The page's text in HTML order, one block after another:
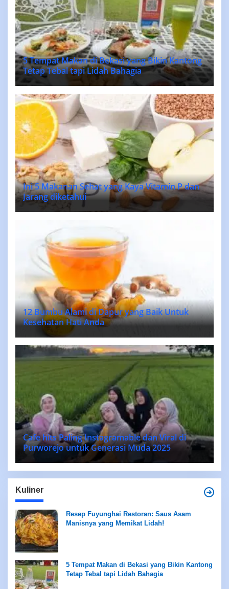
5 Tempat Makan di Bekasi yang Bikin Kantong
Tetap Tebal tapi Lidah Bahagia
Ini 5 Makanan Sehat yang Kaya Vitamin P dan
Jarang diketahui
12 Bumbu Alami di Dapur yang Baik Untuk
Kesehatan Hati Anda
Cafe hits Paling Instagramable dan Viral di
Purworejo untuk Generasi Muda 2025
Kuliner
Resep Fuyunghai Restoran: Saus Asam
Manisnya yang Memikat Lidah!
5 Tempat Makan di Bekasi yang Bikin Kantong
Tetap Tebal tapi Lidah Bahagia